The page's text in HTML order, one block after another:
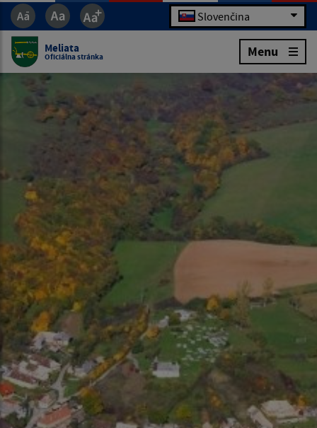
Slovenčina
Meliata
Oficiálna stránka Menu